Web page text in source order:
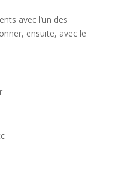
avec l’un des
ensuite, avec le